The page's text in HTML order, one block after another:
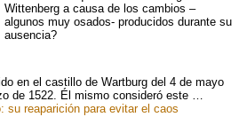
Wittenberg a causa de los cambios –
algunos muy osados- producidos durante su
ausencia?
en el castillo de Wartburg del 4 de mayo
de 1522. Él mismo consideró este …
su reaparición para evitar el caos